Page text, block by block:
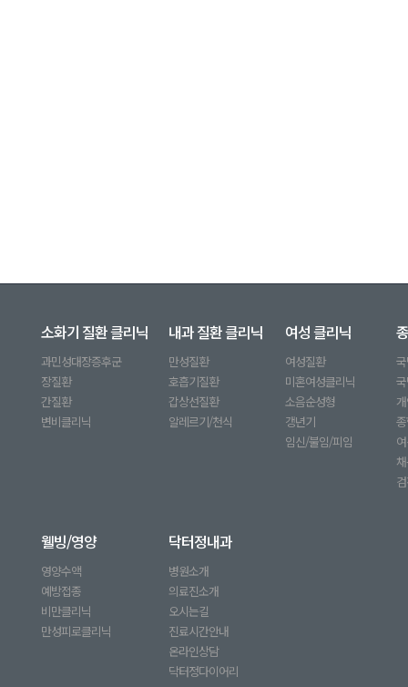
소화기 질환 클리닉
과민성대장증후군
장질환
간질환
변비클리닉
내과 질환 클리닉
만성질환
호흡기질환
갑상선질환
알레르기/천식
여성 클리닉
여성질환
미혼여성클리닉
소음순성형
갱년기
임신/불임/피임
웰빙/영양
영양수액
예방접종
비만클리닉
만성피로클리닉
닥터정내과
병원소개
의료진소개
오시는길
진료시간안내
온라인상담
닥터정다이어리